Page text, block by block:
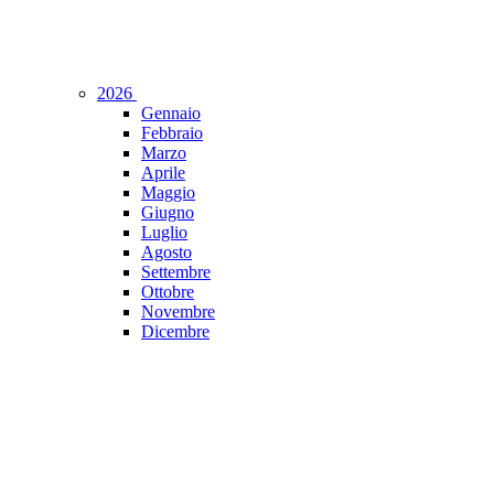
2026
Gennaio
Febbraio
Marzo
Aprile
Maggio
Giugno
Luglio
Agosto
Settembre
Ottobre
Novembre
Dicembre